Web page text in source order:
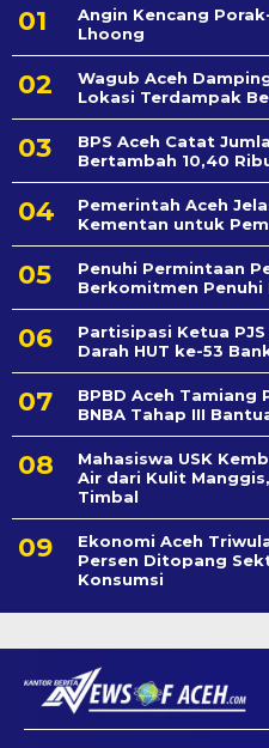
Angin Kencang
Lhoong
Wagub Aceh
Lokasi Terdampak
BPS Aceh Catat
Bertambah 10,40
Pemerintah Aceh
Kementan untuk
Penuhi Permintaan
Berkomitmen Penuhi
Partisipasi Ketua
Darah HUT ke-53
BPBD Aceh Tamiang
BNBA Tahap III
Mahasiswa USK
Air dari Kulit
Timbal
Ekonomi Aceh
Persen Ditopang
Konsumsi